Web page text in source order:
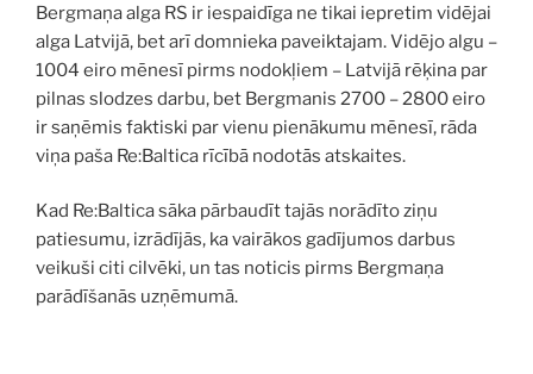
Bergmaņa alga RS ir iespaidīga ne tikai iepretim vidējai
alga Latvijā, bet arī domnieka paveiktajam. Vidējo algu –
1004 eiro mēnesī pirms nodokļiem – Latvijā rēķina par
pilnas slodzes darbu, bet Bergmanis 2700 – 2800 eiro
ir saņēmis faktiski par vienu pienākumu mēnesī, rāda
viņa paša Re:Baltica rīcībā nodotās atskaites.
Kad Re:Baltica sāka pārbaudīt tajās norādīto ziņu
patiesumu, izrādījās, ka vairākos gadījumos darbus
veikuši citi cilvēki, un tas noticis pirms Bergmaņa
parādīšanās uzņēmumā.